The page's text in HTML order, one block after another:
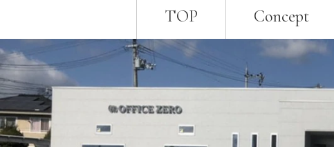
TOP Concept